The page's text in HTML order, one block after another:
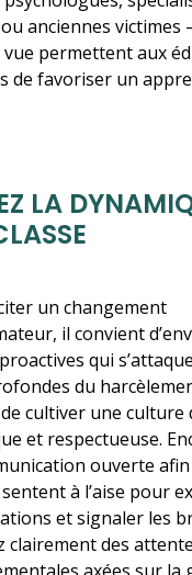
ou anciennes victimes
permettent aux
de favoriser un
LA
un changement
il convient
qui
du
cultiver une culture
et respectueuse.
ouverte afin
à l’aise pour
et signaler les
clairement des